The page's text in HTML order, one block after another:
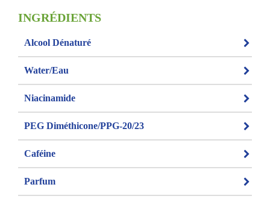
INGRÉDIENTS
Alcool Dénaturé
Water/Eau
Niacinamide
PEG Diméthicone/PPG-20/23
Caféine
Parfum